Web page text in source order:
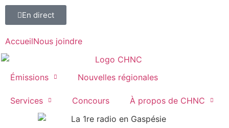
En direct
AccueilNous joindre
Émissions Nouvelles régionales
Services Concours À propos de CHNC